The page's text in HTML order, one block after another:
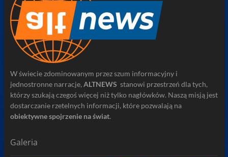
W świecie zdominowanym przez szum informacyjny i
jednostronne narracje, ALTNEWS stanowi przestrzeń dla tych,
którzy szukają czegoś więcej niż tylko nagłówków. Naszą misją jest
dostarczanie rzetelnych informacji, które pozwalają na
obiektywne spojrzenie na świat.
Galeria